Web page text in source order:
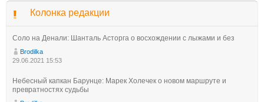
Колонка редакции
Соло на Денали: Шанталь Асторга о восхождении с лыжами и без
Brodilka
29.06.2021 15:53
Небесный капкан Барунце: Марек Холечек о новом маршруте и
превратностях судьбы